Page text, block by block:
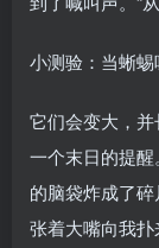
小测验：当蜥
它们会变大，
一个末日的提
的脑袋炸成了
张着大嘴向我